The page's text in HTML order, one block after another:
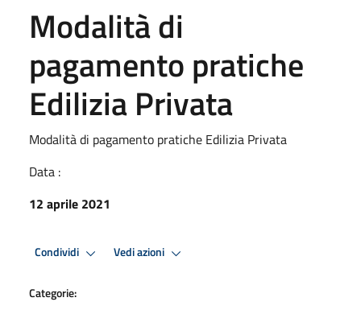
Modalità di
pagamento pratiche
Edilizia Privata
Modalità di pagamento pratiche Edilizia Privata
Data :
12 aprile 2021
Condividi Vedi azioni
Categorie: